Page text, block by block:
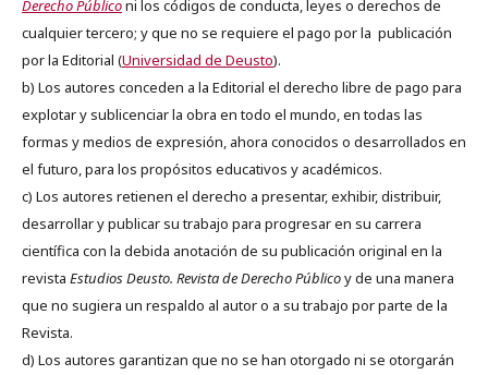
Derecho Públiconi los códigos de conducta, leyes o derechos de
cualquier tercero; y que no se requiere el pago por la publicación
por la Editorial (Universidad de Deusto).
b) Los autores conceden a la Editorial el derecho libre de pago para
explotar y sublicenciar la obra en todo el mundo, en todas las
formas y medios de expresión, ahora conocidos o desarrollados en
el futuro, para los propósitos educativos y académicos.
c) Los autores retienen el derecho a presentar, exhibir, distribuir,
desarrollar y publicar su trabajo para progresar en su carrera
científica con la debida anotación de su publicación original en la
revista Estudios Deusto. Revista de Derecho Públicoy de una manera
que no sugiera un respaldo al autor o a su trabajo por parte de la
Revista.
d) Los autores garantizan que no se han otorgado ni se otorgarán